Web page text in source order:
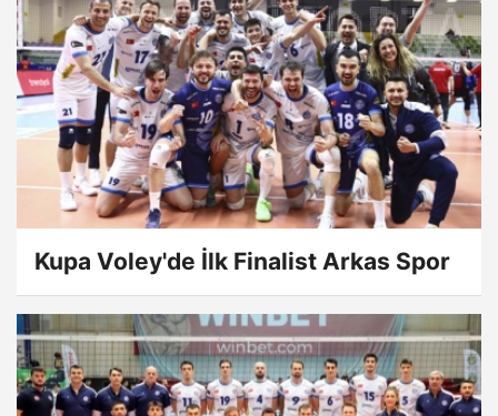
Kupa Voley'de İlk Finalist Arkas Spor